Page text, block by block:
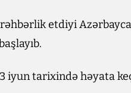
etdiyi
iyun tarixində həyata